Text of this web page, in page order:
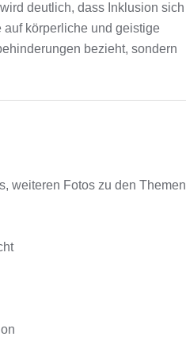
deutlich, dass Inklusion sich
körperliche und geistige
bezieht, sondern
weiteren Fotos zu den Themen